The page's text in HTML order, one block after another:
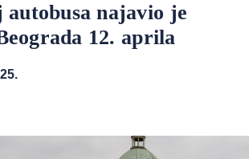
najavio je
12. aprila